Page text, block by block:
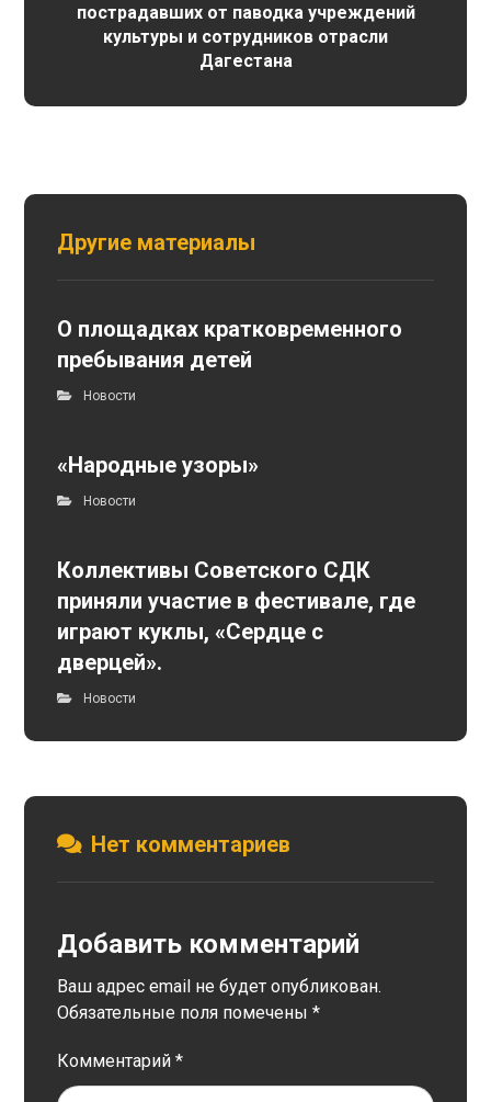
пострадавших от паводка учреждений
культуры и сотрудников отрасли
Дагестана
Другие материалы
О площадках кратковременного
пребывания детей
Новости
«Народные узоры»
Новости
Коллективы Советского СДК
приняли участие в фестивале, где
играют куклы, «Сердце с
дверцей».
Новости
Нет комментариев
Добавить комментарий
Ваш адрес email не будет опубликован.
Обязательные поля помечены*
Комментарий*